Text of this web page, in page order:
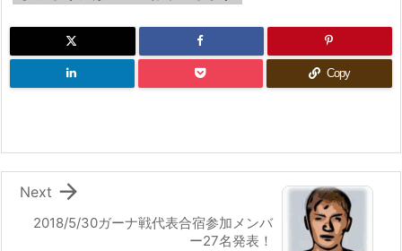
Copy
2018/5/30ガーナ戦代表合宿参加メンバ
ー27名発表！

Next